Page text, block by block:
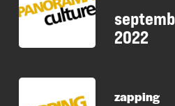
2022
zapping